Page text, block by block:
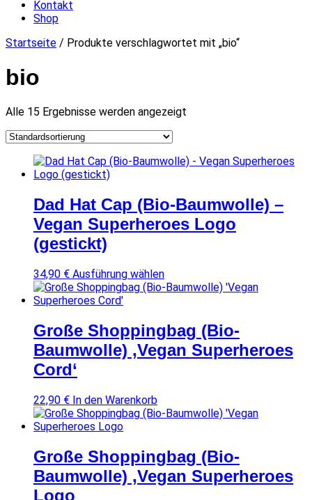
Kontakt
Shop
Startseite / Produkte verschlagwortet mit „bio“
bio
Alle 15 Ergebnisse werden angezeigt
Dad Hat Cap (Bio-Baumwolle) –
Vegan Superheroes Logo
(gestickt)
34,90 € Ausführung wählenD
i
e
s
P
u
k
e
i
s
Große Shoppingbag (Bio-
Baumwolle) ‚Vegan Superheroes
Cord‘
22,90 € In den Warenkorb
Große Shoppingbag (Bio-
Baumwolle) ‚Vegan Superheroes
Logo